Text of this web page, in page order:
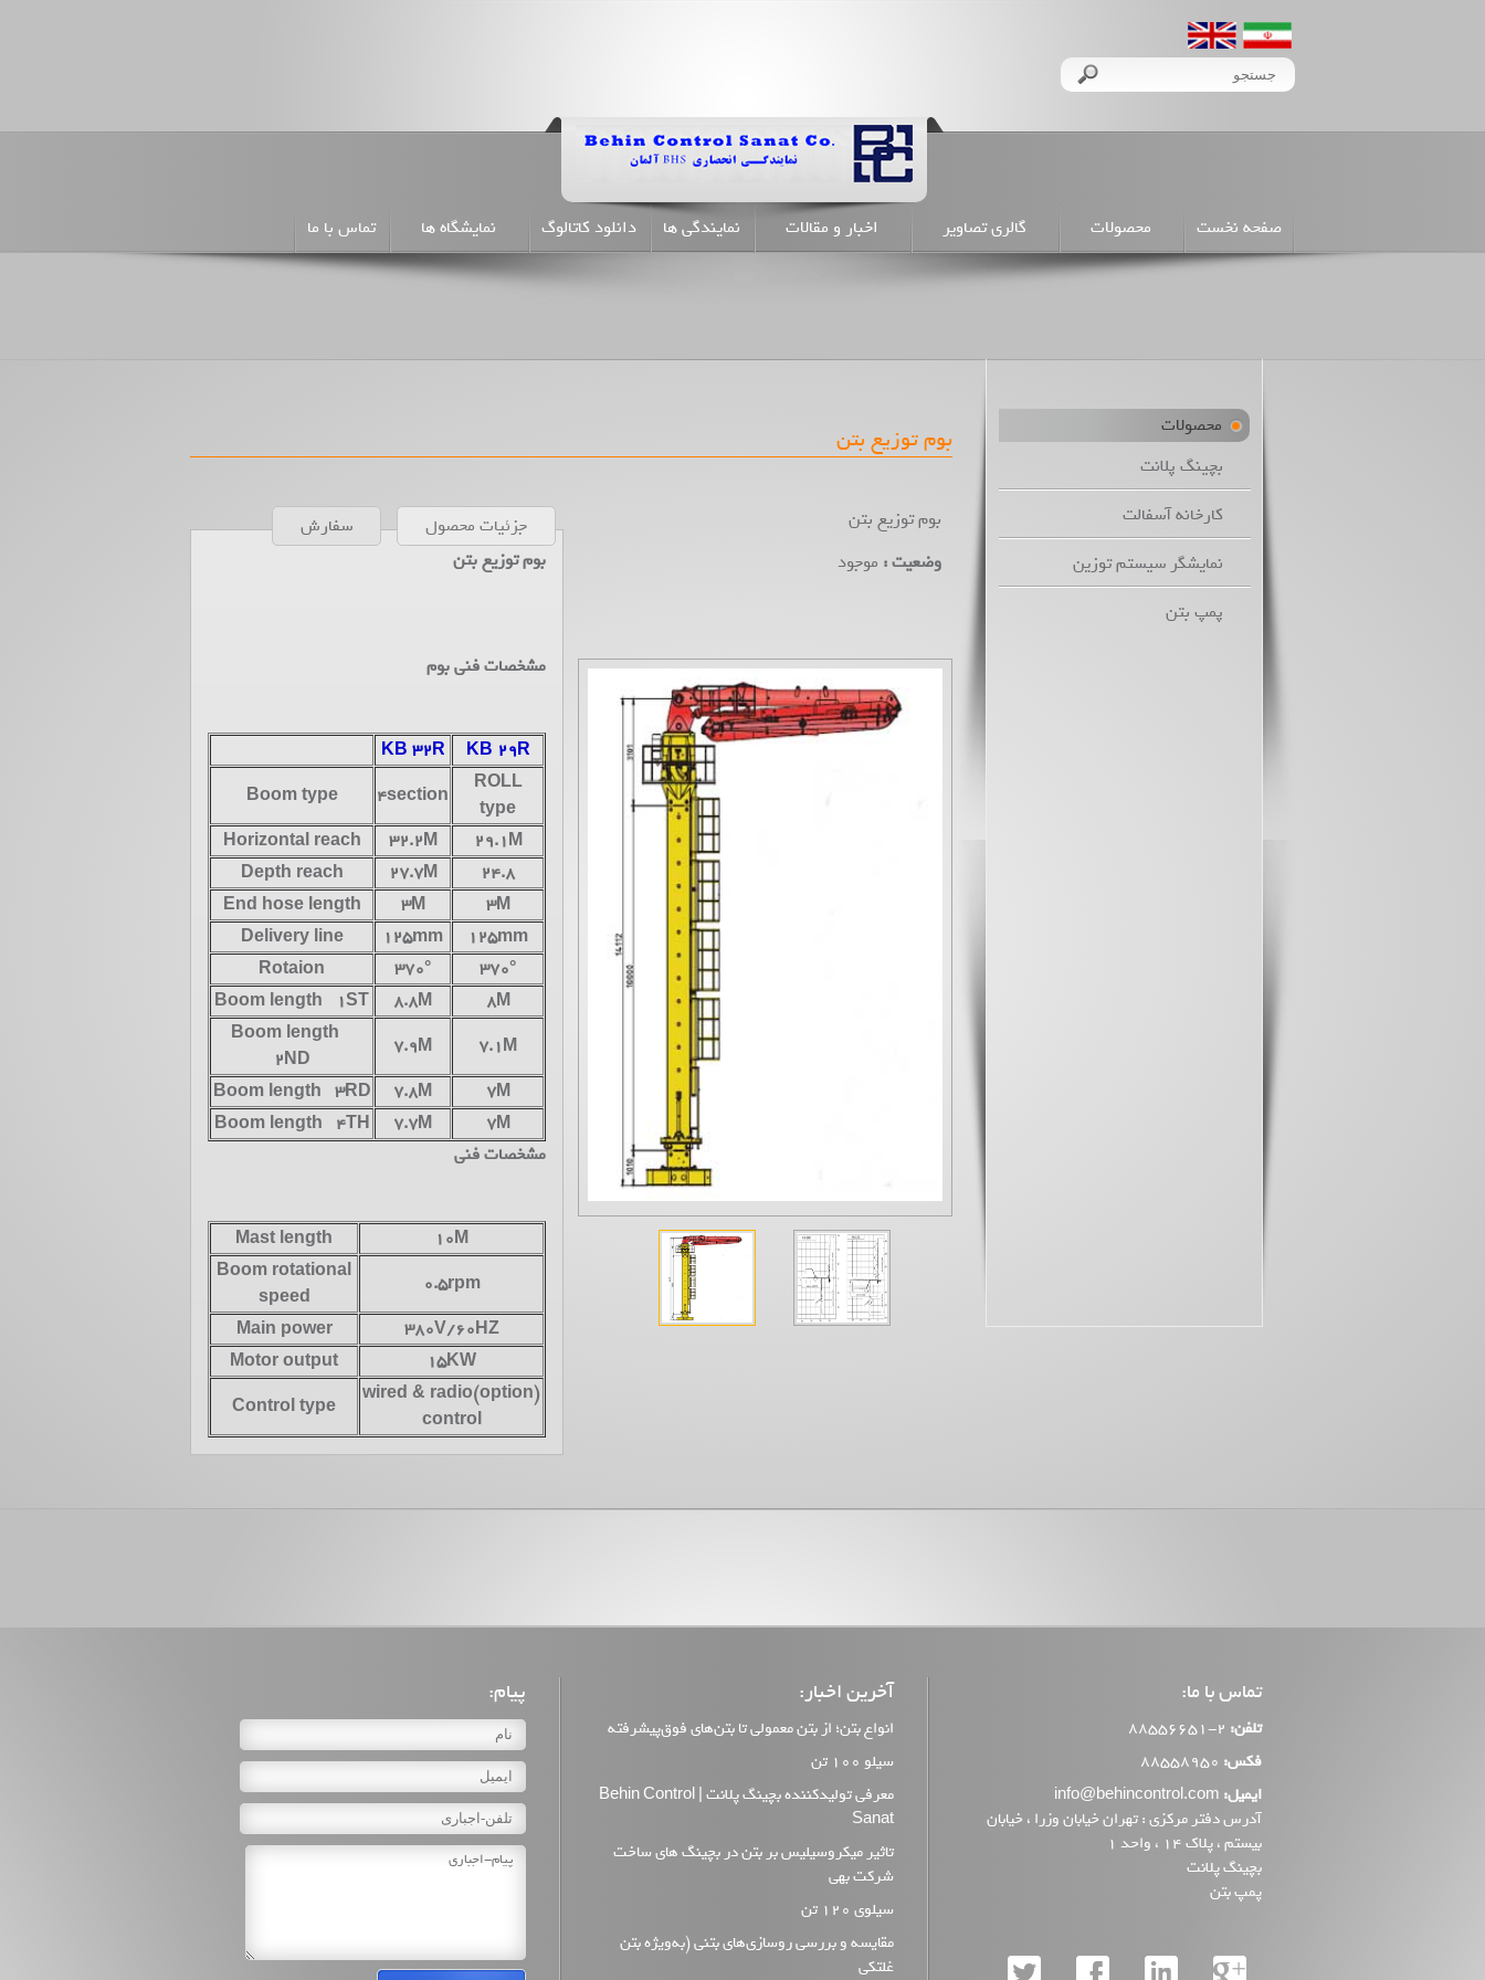
صفحه نخست محصولات گالری تصاویر اخبار و مقالات نمایندگی ها دانلود کاتالوگ نمایشگاه ها تماس با ما
محصولات
بچینگ پلانت
کارخانه آسفالت
نمایشگر سیستم توزین
پمپ بتن
بوم توزیع بتن
بوم توزیع بتن
وضعیت : موجود
جزئیات محصول
سفارش
بوم توزیع بتن
مشخصات فنی بوم
KB 29R
KB 32R
ROLL
type
4section
Boom type
29.1M
32.2M
Horizontal reach
24.8
27.7M
Depth reach
3M
3M
End hose length
125mm
125mm
Delivery line
370°
370°
Rotaion
8M
8.8M
Boom length 1ST
7.1M
7.9M
Boom length
2ND
7M
7.8M
Boom length 3RD
7M
7.7M
Boom length 4TH
مشخصات فنی
10M
Mast length
0.5rpm
Boom rotational
speed
380V/60HZ
Main power
15KW
Motor output
wired & radio(option)
control
Control type
تماس با ما:
تلفن:
فکس:
ایمیل: info@behincontrol.com
آدرس دفتر مرکزی : تهران خیابان وزرا ، خیابان
بیستم ، پلاک 14 ، واحد 1
بچینگ پلانت
پمپ بتن
آخرین اخبار:
انواع بتن؛ از بتن معمولی تا بتن‌های فوق‌پیشرفته
سیلو 100 تن
معرفی تولیدکننده بچینگ پلانت | Behin Control
Sanat
تاثیر میکروسیلیس بر بتن در بچینگ های ساخت
شرکت بهی
سیلوی 120 تن
مقایسه و بررسی روسازی‌های بتنی (به‌ویژه بتن
غلتکی
پیام: